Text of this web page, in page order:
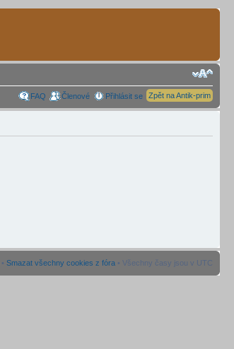
FAQ Členové Přihlásit se Zpět na Antik-prim
• Smazat všechny cookies z fóra • Všechny časy jsou v UTC